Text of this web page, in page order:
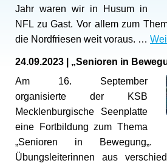
Jahr waren wir in Husum in
NFL zu Gast. Vor allem zum
die Nordfriesen weit voraus. …
24.09.2023
„Senioren in
Am 16. September
organisierte der KSB
Mecklenburgische Seenplatte
eine Fortbildung zum Thema
„Senioren in Bewegung„.
Übungsleiterinnen aus